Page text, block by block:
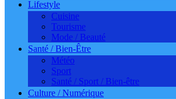
Lifestyle
Cuisine
Tourisme
Mode / Beauté
Santé / Bien-Être
Météo
Sport
Santé / Sport / Bien-être
Culture / Numérique